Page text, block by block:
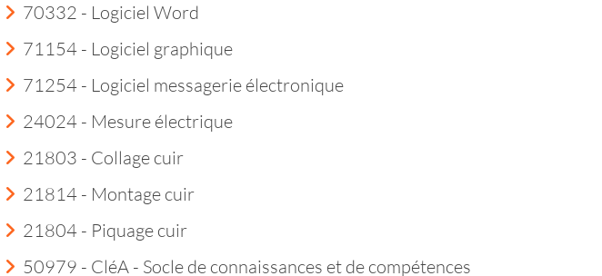
70332 - Logiciel Word
71154 - Logiciel graphique
71254 - Logiciel messagerie électronique
24024 - Mesure électrique
21803 - Collage cuir
21814 - Montage cuir
21804 - Piquage cuir
50979 - CléA - Socle de connaissances et de compétences